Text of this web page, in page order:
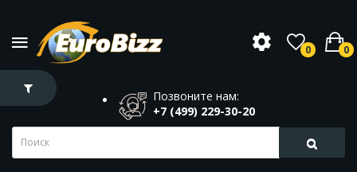
0 0
Позвоните нам:
+7 (499) 229-30-20